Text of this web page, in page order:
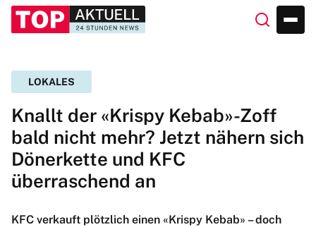
LOKALES
Knallt der «Krispy Kebab»-Zoff
bald nicht mehr? Jetzt nähern sich
Dönerkette und KFC
überraschend an
KFC verkauft plötzlich einen «Krispy Kebab» – doch